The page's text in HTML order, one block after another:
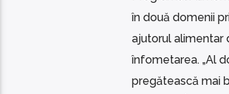
în două domenii
ajutorul alimentar
înfometarea. „Al
pregătească mai